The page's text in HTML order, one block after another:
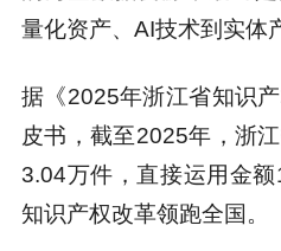
量化资产、AI技术到实体
据《2025年浙江省知识
皮书，截至2025年，浙
3.04万件，直接运用金
知识产权改革领跑全国。